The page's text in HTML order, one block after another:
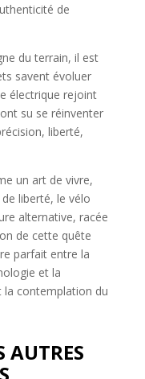
de
du terrain, il est
savent évoluer
électrique rejoint
su se réinventer
liberté,
un art de vivre,
liberté, le vélo
alternative, racée
de cette quête
parfait entre la
et la
la contemplation du
AUTRES